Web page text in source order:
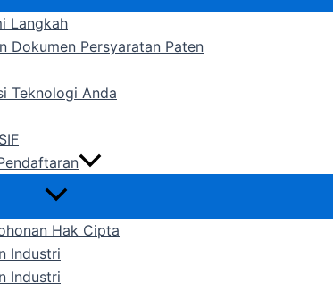
Langkah
Dokumen Persyaratan Paten
Teknologi Anda
Hak Cipta
Industri
Industri